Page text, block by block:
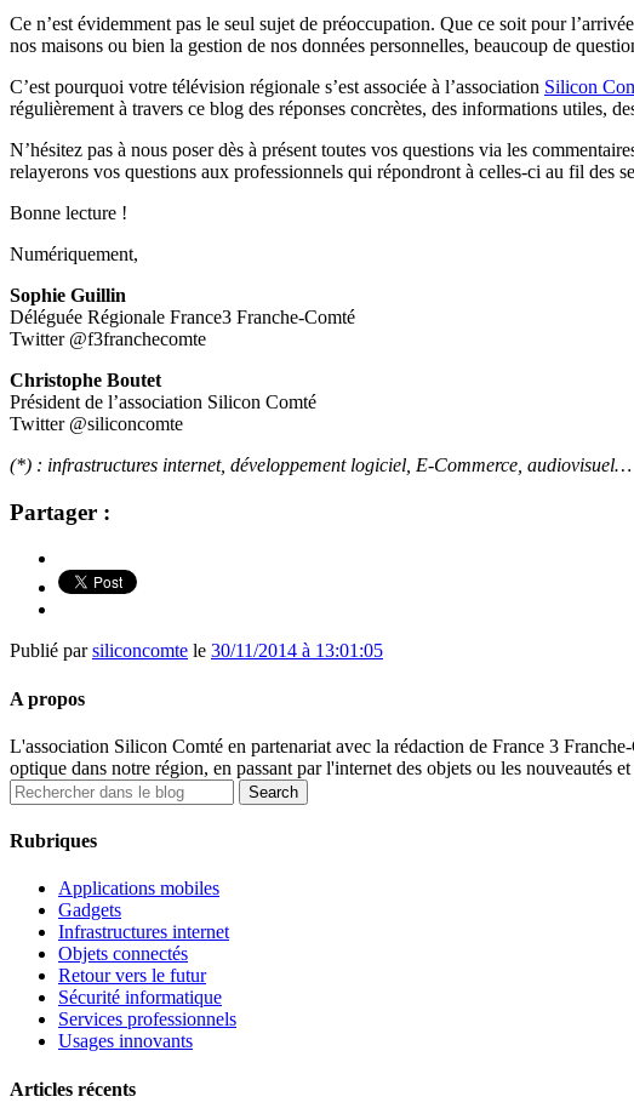
Ce n’est évidemment pas le seul sujet de préoccupation. Que ce soit pour
nos maisons ou bien la gestion de nos données personnelles, beaucoup de
C’est pourquoi votre télévision régionale s’est associée à l’association Silicon
régulièrement à travers ce blog des réponses concrètes, des informations utiles,
N’hésitez pas à nous poser dès à présent toutes vos questions via les
relayerons vos questions aux professionnels qui répondront à celles-ci au fil des
Bonne lecture !
Numériquement,
Sophie Guillin
Déléguée Régionale France3 Franche-Comté
Twitter @f3franchecomte
Christophe Boutet
Président de l’association Silicon Comté
Twitter @siliconcomte
(*) : infrastructures internet, développement logiciel, E-Commerce, audiovisuel…
Partager :
Publié parsiliconcomte le 30/11/2014 à 13:01:05
A propos
L'association Silicon Comté en partenariat avec la rédaction de France 3
optique dans notre région, en passant par l'internet des objets ou les nouveautés
Rubriques
Applications mobiles
Gadgets
Infrastructures internet
Objets connectés
Retour vers le futur
Sécurité informatique
Services professionnels
Usages innovants
Articles récents